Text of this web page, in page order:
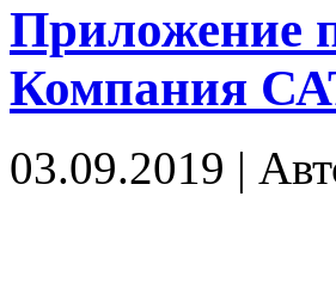
Приложение
Компания
03.09.2019 |